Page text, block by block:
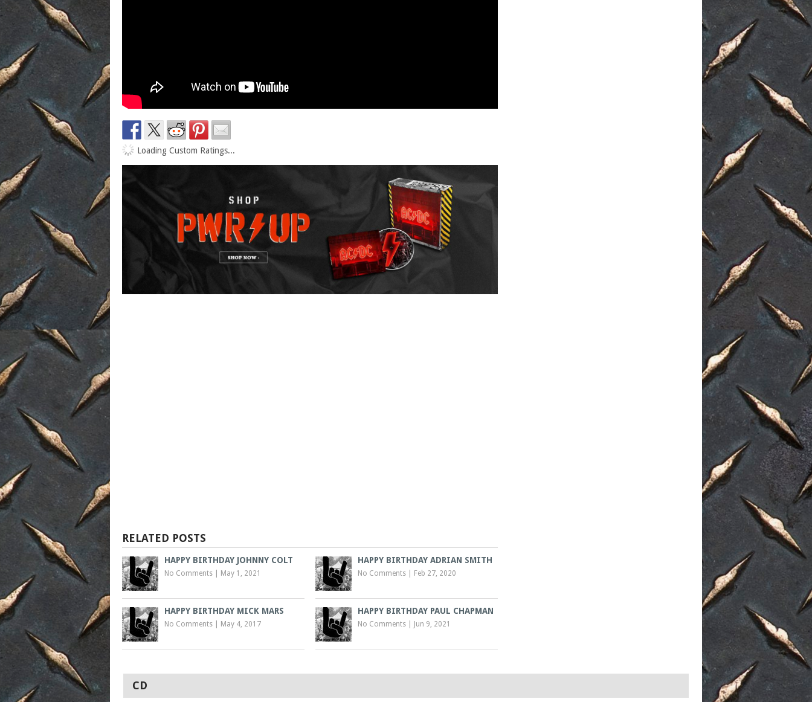
Loading Custom Ratings...
RELATED POSTS
HAPPY BIRTHDAY JOHNNY COLT
No Comments May 1, 2021
HAPPY BIRTHDAY ADRIAN SMITH
No Comments Feb 27, 2020
HAPPY BIRTHDAY MICK MARS
No Comments May 4, 2017
HAPPY BIRTHDAY PAUL CHAPMAN
No Comments Jun 9, 2021
CD